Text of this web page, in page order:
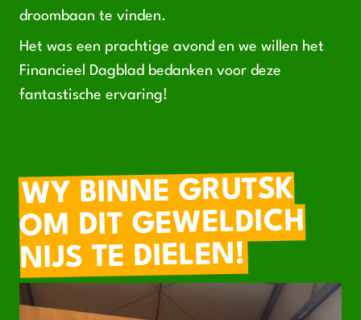
droombaan te vinden.
Het was een prachtige avond en we willen het
Financieel Dagblad bedanken voor deze
fantastische ervaring!
WY BINNE GRUTSK
OM DIT GEWELDICH
NIJS TE DIELEN!